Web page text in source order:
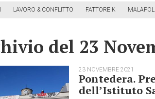
LAVORO & CONFLITTO FATTORE K
del 23
23 NOVEMBRE 2021
Pontedera.
dell’Istituto